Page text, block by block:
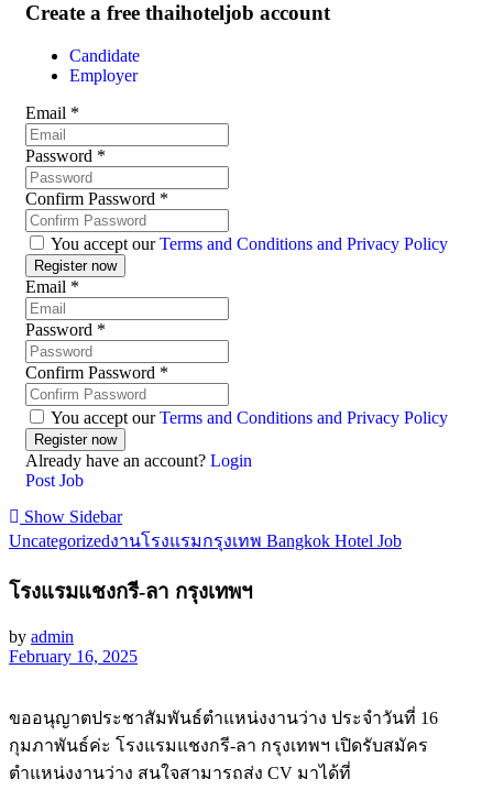
Create a free thaihoteljob account
Candidate
Employer
Email *
Password *
Confirm Password *
You accept ourTerms and Conditions and Privacy Policy
Email *
Password *
Confirm Password *
You accept ourTerms and Conditions and Privacy Policy
Already have an account? Login
Post Job
Show Sidebar
Uncategorizedงานโรงแรมกรุงเทพ Bangkok Hotel Job
โรงแรมแชงกรี-ลา กรุงเทพฯ
by admin
February 16, 2025
ขออนุญาตประชาสัมพันธ์ตำแหน่งงานว่าง ประจำวันที่ 16
กุมภาพันธ์ค่ะ โรงแรมแชงกรี-ลา กรุงเทพฯ เปิดรับสมัคร
ตำแหน่งงานว่าง สนใจสามารถส่ง CV มาได้ที่